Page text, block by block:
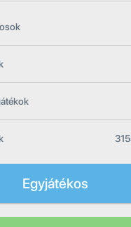
Egyjátékos